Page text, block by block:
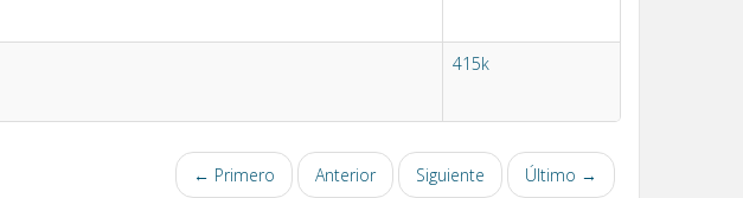
415k
← Primero Anterior Siguiente Último →